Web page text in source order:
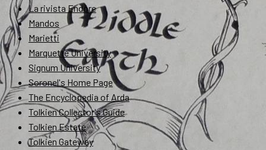
La rivista Endóre
Mandos
Marietti
Marquette University
Signum University
Soronel's Home Page
The Encyclopedia of Arda
Tolkien Collector's Guide
Tolkien Estate
Tolkien Gateway